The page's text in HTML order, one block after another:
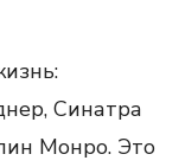
Синатра
Монро. Это